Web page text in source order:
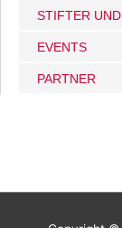
STIFTER
EVENTS
PARTNER